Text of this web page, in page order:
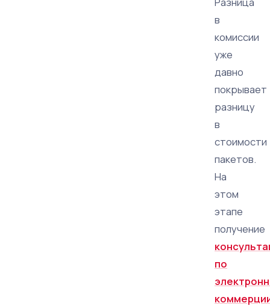
в
комиссии
уже
давно
покрывает
разницу
в
стоимости
пакетов.
На
этом
этапе
получение
по